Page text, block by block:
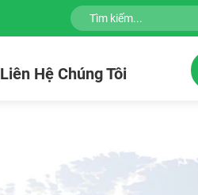
Liên Hệ Chúng Tôi